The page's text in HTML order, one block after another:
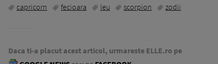
capricorn
fecioara leu scorpion zodii
Daca ti-a placut acest articol, urmareste ELLE.ro pe